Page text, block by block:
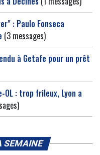
: Paulo Fonseca
(3 messages)
à Getafe pour un prêt
OL : trop frileux, Lyon a
SEMAINE